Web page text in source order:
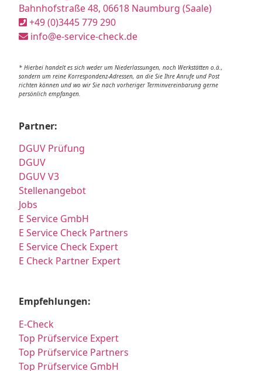
Bahnhofstraße 48, 06618 Naumburg (Saale)
+49 (0)3445 779 290
info@e-service-check.de
* Hierbei handelt es sich weder um Niederlassungen, noch Werkstätten o.ä.,
sondern um reine Korrespondenz-Adressen, an die Sie Ihre Anrufe und Post
richten können und wo wir Sie nach vorheriger Terminvereinbarung gerne
persönlich empfangen.
Partner:
DGUV Prüfung
DGUV
DGUV V3
Stellenangebot
Jobs
E Service GmbH
E Service Check Partners
E Service Check Expert
E Check Partner Expert
Empfehlungen:
E-Check
Top Prüfservice Expert
Top Prüfservice Partners
Top Prüfservice GmbH